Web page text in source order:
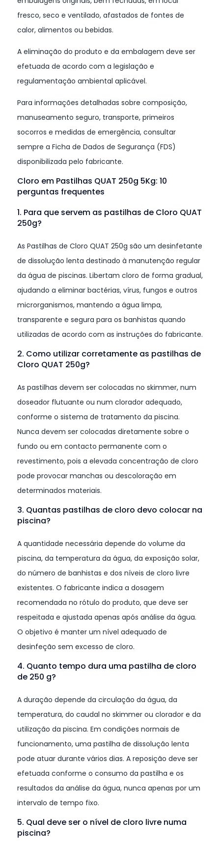
fresco, seco e ventilado, afastados de fontes de
calor, alimentos ou bebidas.
A eliminação do produto e da embalagem deve ser
efetuada de acordo com a legislação e
regulamentação ambiental aplicável.
Para informações detalhadas sobre composição,
manuseamento seguro, transporte, primeiros
socorros e medidas de emergência, consultar
sempre a Ficha de Dados de Segurança (FDS)
disponibilizada pelo fabricante.
Cloro em Pastilhas QUAT 250g 5Kg: 10
perguntas frequentes
1. Para que servem as pastilhas de Cloro QUAT
250g?
As Pastilhas de Cloro QUAT 250g são um desinfetante
de dissolução lenta destinado à manutenção regular
da água de piscinas. Libertam cloro de forma gradual,
ajudando a eliminar bactérias, vírus, fungos e outros
microrganismos, mantendo a água limpa,
transparente e segura para os banhistas quando
utilizadas de acordo com as instruções do fabricante.
2. Como utilizar corretamente as pastilhas de
Cloro QUAT 250g?
As pastilhas devem ser colocadas no skimmer, num
doseador flutuante ou num clorador adequado,
conforme o sistema de tratamento da piscina.
Nunca devem ser colocadas diretamente sobre o
fundo ou em contacto permanente com o
revestimento, pois a elevada concentração de cloro
pode provocar manchas ou descoloração em
determinados materiais.
3. Quantas pastilhas de cloro devo colocar na
piscina?
A quantidade necessária depende do volume da
piscina, da temperatura da água, da exposição solar,
do número de banhistas e dos níveis de cloro livre
existentes. O fabricante indica a dosagem
recomendada no rótulo do produto, que deve ser
respeitada e ajustada apenas após análise da água.
O objetivo é manter um nível adequado de
desinfeção sem excesso de cloro.
4. Quanto tempo dura uma pastilha de cloro
de 250 g?
A duração depende da circulação da água, da
temperatura, do caudal no skimmer ou clorador e da
utilização da piscina. Em condições normais de
funcionamento, uma pastilha de dissolução lenta
pode atuar durante vários dias. A reposição deve ser
efetuada conforme o consumo da pastilha e os
resultados da análise da água, nunca apenas por um
intervalo de tempo fixo.
5. Qual deve ser o nível de cloro livre numa
piscina?